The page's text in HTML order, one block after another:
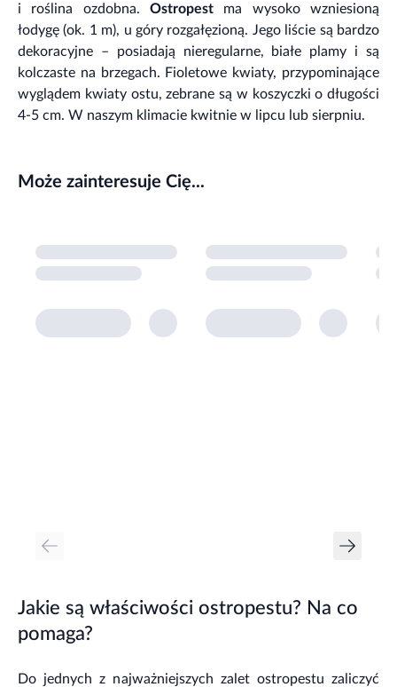
i roślina ozdobna. Ostropest ma wysoko wzniesioną
łodygę (ok. 1 m), u góry rozgałęzioną. Jego liście są bardzo
dekoracyjne – posiadają nieregularne, białe plamy i są
kolczaste na brzegach. Fioletowe kwiaty, przypominające
wyglądem kwiaty ostu, zebrane są w koszyczki o długości
4-5 cm. W naszym klimacie kwitnie w lipcu lub sierpniu.
Może zainteresuje Cię...
Jakie są właściwości ostropestu? Na co
pomaga?
Do jednych z najważniejszych zalet ostropestu zaliczyć